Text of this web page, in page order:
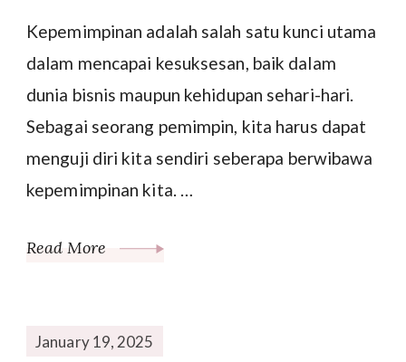
Kepemimpinan adalah salah satu kunci utama
dalam mencapai kesuksesan, baik dalam
dunia bisnis maupun kehidupan sehari-hari.
Sebagai seorang pemimpin, kita harus dapat
menguji diri kita sendiri seberapa berwibawa
kepemimpinan kita. …
Read More
January 19, 2025